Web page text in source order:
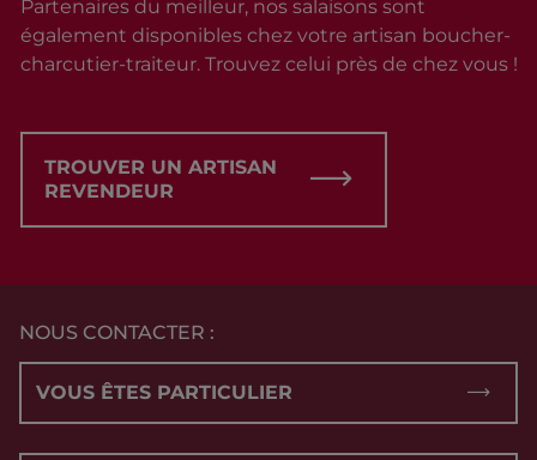
Partenaires du meilleur, nos salaisons sont
également disponibles chez votre artisan boucher-
charcutier-traiteur. Trouvez celui près de chez vous !
TROUVER UN ARTISAN
REVENDEUR
NOUS CONTACTER :
VOUS ÊTES PARTICULIER